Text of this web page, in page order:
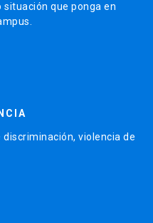
que ponga en
violencia de